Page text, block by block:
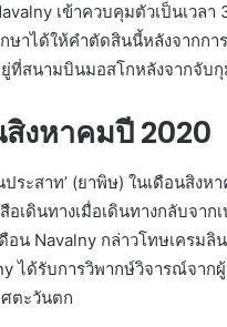
เข้าควบคุมตัวเป็นเว
ษาได้ให้คำตัดสินนี้หลังจากก
สนามบินมอสโกหลังจากจับกุ
งหาคมปี 2020
ระสาท’ (ยาพิษ) ในเดือนสิง
ดินทางเมื่อเดินทางกลับจาก
น Navalny กล่าวโทษเครมลิ
ได้รับการวิพากษ์วิจารณ์จาก
ศตะวันตก